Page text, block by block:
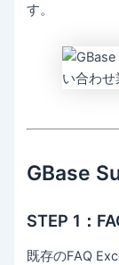
す。
GBase
STEP 1：
既存のFAQ